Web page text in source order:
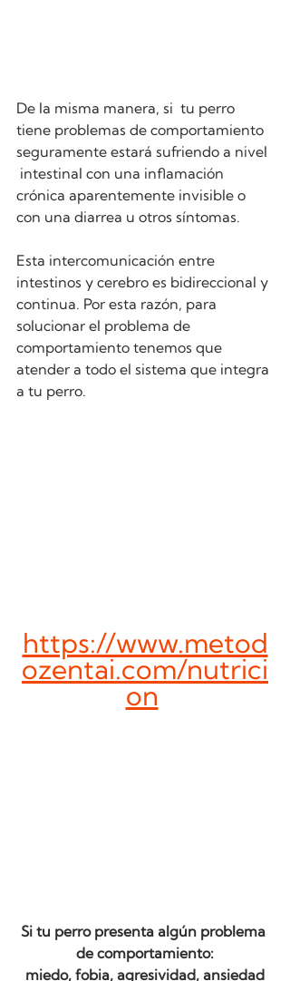
De la misma manera, si  tu perro
tiene problemas de comportamiento
seguramente estará sufriendo a nivel
intestinal con una inflamación
crónica aparentemente invisible o
con una diarrea u otros síntomas.
Esta intercomunicación entre
intestinos y cerebro es bidireccional y
continua. Por esta razón, para
solucionar el problema de
comportamiento tenemos que
atender a todo el sistema que integra
a tu perro.
https://www.metod
ozentai.com/nutrici
on
Si tu perro presenta algún problema
de comportamiento: